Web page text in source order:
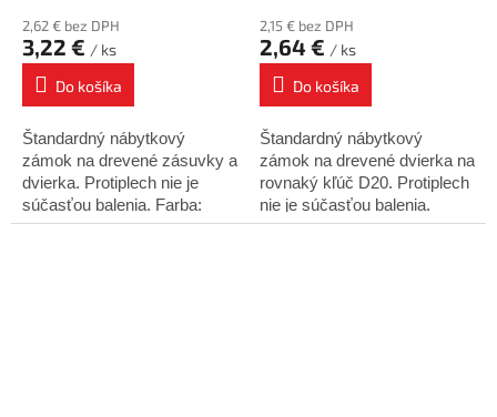
2,62 € bez DPH
3,22 € / ks
Do košíka
Štandardný nábytkový
zámok na drevené zásuvky a
dvierka. Protiplech nie je
súčasťou balenia. Farba:
čierny
2,15 € bez DPH
2,64 € / ks
Do košíka
Štandardný nábytkový
zámok na drevené dvierka na
rovnaký kľúč D20. Protiplech
nie je súčasťou balenia.